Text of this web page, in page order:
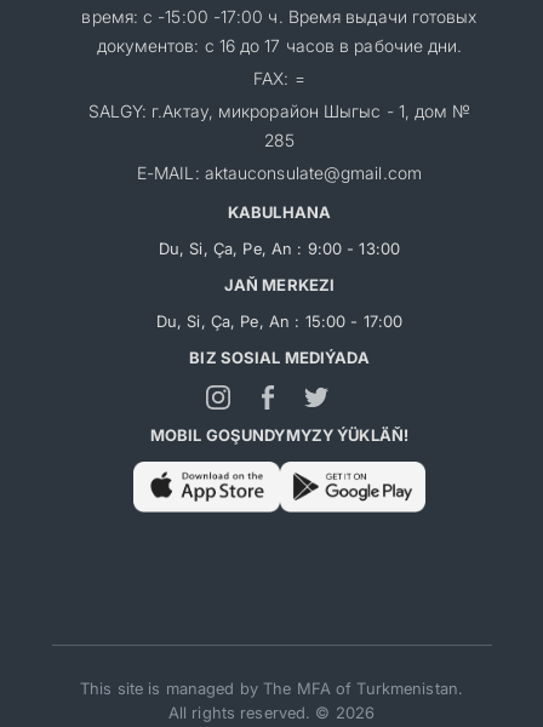
время: с -15:00 -17:00 ч. Время выдачи готовых
документов: с 16 до 17 часов в рабочие дни.
FAX: =
SALGY: г.Актау, микрорайон Шыгыс - 1, дом №
285
E-MAIL: aktauconsulate@gmail.com
KABULHANA
Du, Si, Ça, Pe, An : 9:00 - 13:00
JAŇ MERKEZI
Du, Si, Ça, Pe, An : 15:00 - 17:00
BIZ SOSIAL MEDIÝADA
MOBIL GOŞUNDYMYZY ÝÜKLÄŇ!
This site is managed by The MFA of Turkmenistan.
All rights reserved. © 2026